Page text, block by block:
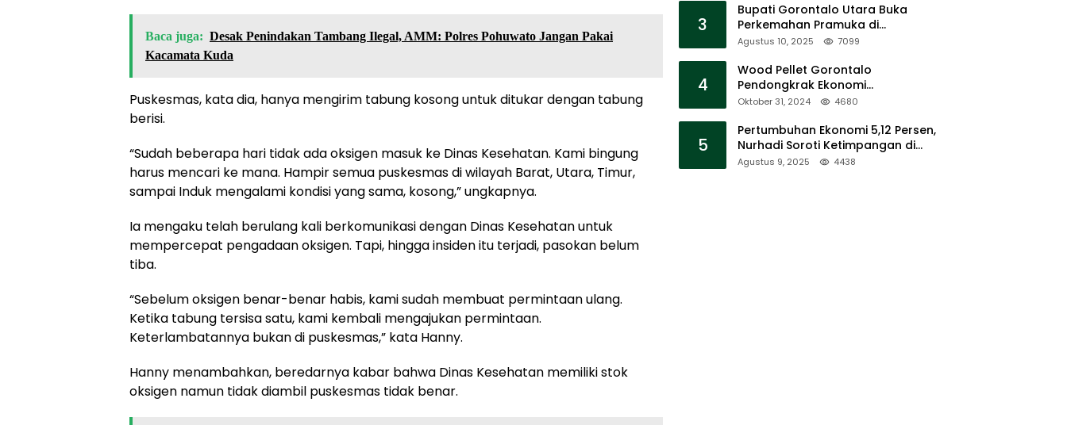
Baca juga: Desak Penindakan Tambang Ilegal, AMM: Polres Pohuwato Jangan Pakai
Kacamata Kuda
Puskesmas, kata dia, hanya mengirim tabung kosong untuk ditukar dengan tabung
berisi.
“Sudah beberapa hari tidak ada oksigen masuk ke Dinas Kesehatan. Kami bingung
harus mencari ke mana. Hampir semua puskesmas di wilayah Barat, Utara, Timur,
sampai Induk mengalami kondisi yang sama, kosong,” ungkapnya.
Ia mengaku telah berulang kali berkomunikasi dengan Dinas Kesehatan untuk
mempercepat pengadaan oksigen. Tapi, hingga insiden itu terjadi, pasokan belum
tiba.
“Sebelum oksigen benar-benar habis, kami sudah membuat permintaan ulang.
Ketika tabung tersisa satu, kami kembali mengajukan permintaan.
Keterlambatannya bukan di puskesmas,” kata Hanny.
Hanny menambahkan, beredarnya kabar bahwa Dinas Kesehatan memiliki stok
oksigen namun tidak diambil puskesmas tidak benar.
3
Bupati Gorontalo Utara Buka
Perkemahan Pramuka di
Sumalata
Agustus 10, 2025 7099
4
Wood Pellet Gorontalo
Pendongkrak Ekonomi
Masyarakat Dan Mendorong
Oktober 31, 2024 4680
5
Pertumbuhan Ekonomi 5,12 Persen,
Nurhadi Soroti Ketimpangan di
Lapangan
Agustus 9, 2025 4438